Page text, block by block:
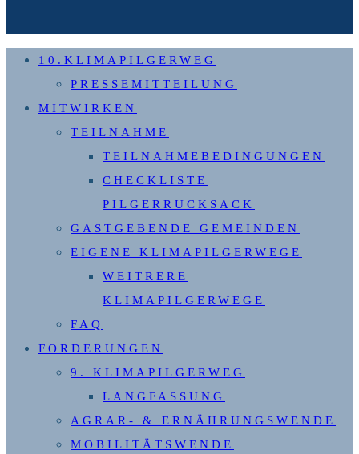
10.KLIMAPILGERWEG
PRESSEMITTEILUNG
MITWIRKEN
TEILNAHME
TEILNAHMEBEDINGUNGEN
CHECKLISTE
PILGERRUCKSACK
GASTGEBENDE GEMEINDEN
EIGENE KLIMAPILGERWEGE
WEITRERE
KLIMAPILGERWEGE
FAQ
FORDERUNGEN
9. KLIMAPILGERWEG
LANGFASSUNG
AGRAR- & ERNÄHRUNGSWENDE
MOBILITÄTSWENDE